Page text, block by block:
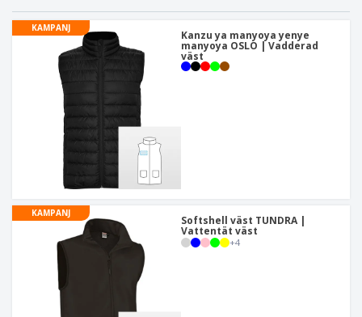
KAMPANJ
Kanzu ya manyoya yenye
manyoya OSLO | Vadderad
väst
KAMPANJ
Softshell väst TUNDRA |
Vattentät väst
+4